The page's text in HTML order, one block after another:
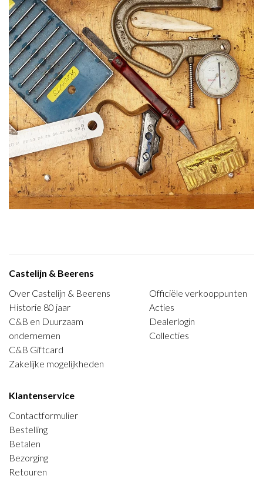
Castelijn & Beerens
Over Castelijn & Beerens
Historie 80 jaar
C&B en Duurzaam
ondernemen
C&B Giftcard
Zakelijke mogelijkheden
Officiële verkooppunten
Acties
Dealerlogin
Collecties
Klantenservice
Contactformulier
Bestelling
Betalen
Bezorging
Retouren